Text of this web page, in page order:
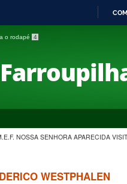
o rodapé 4
NOSSA SENHORA APARECIDA
WESTPHALEN